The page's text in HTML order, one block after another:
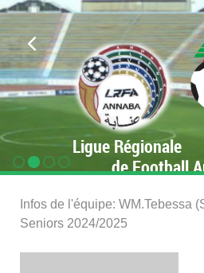
Ligue Régionale
de Football
Infos de l'équipe: WM.Tebessa
Seniors 2024/2025